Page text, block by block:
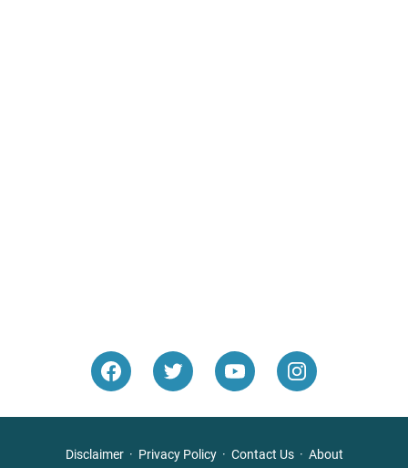
Disclaimer Privacy Policy Contact Us About